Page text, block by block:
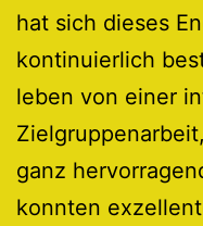
hat sich dieses
kontinuierlich
leben von einer
ganz
konnten